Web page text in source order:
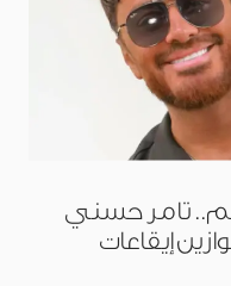
تامر حسني
إيقاعات